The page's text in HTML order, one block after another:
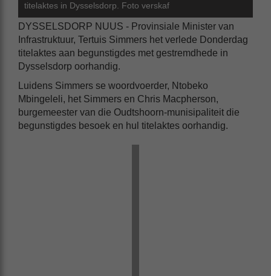
titelaktes in Dysselsdorp. Foto verskaf
DYSSELSDORP NUUS - Provinsiale Minister van
Infrastruktuur, Tertuis Simmers het verlede Donderdag
titelaktes aan begunstigdes met gestremdhede in
Dysselsdorp oorhandig.
Luidens Simmers se woordvoerder, Ntobeko
Mbingeleli, het Simmers en Chris Macpherson,
burgemeester van die Oudtshoorn-munisipaliteit die
begunstigdes besoek en hul titelaktes oorhandig.